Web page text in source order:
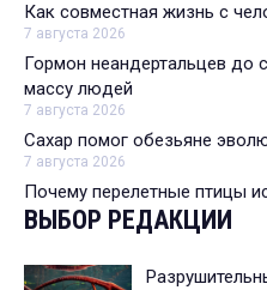
Как совместная жизнь с
7 августа 2026
Гормон неандертальцев до
массу людей
7 августа 2026
Сахар помог обезьяне
7 августа 2026
Почему перелетные птицы
ВЫБОР РЕДАКЦИИ